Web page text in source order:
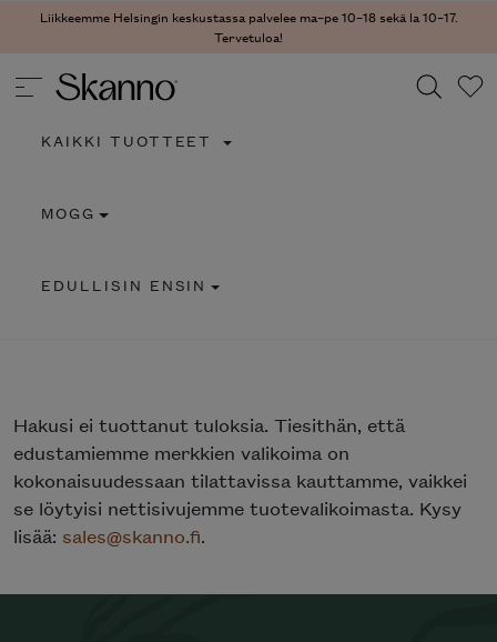
Liikkeemme Helsingin keskustassa palvelee ma–pe 10–18 sekä la 10–17.
Tervetuloa!
Type 2 or more characters for results.
KAIKKI TUOTTEET
MOGG
EDULLISIN ENSIN
Hakusi ei tuottanut tuloksia. Tiesithän, että
edustamiemme merkkien valikoima on
kokonaisuudessaan tilattavissa kauttamme, vaikkei
se löytyisi nettisivujemme tuotevalikoimasta. Kysy
lisää: sales@skanno.fi.